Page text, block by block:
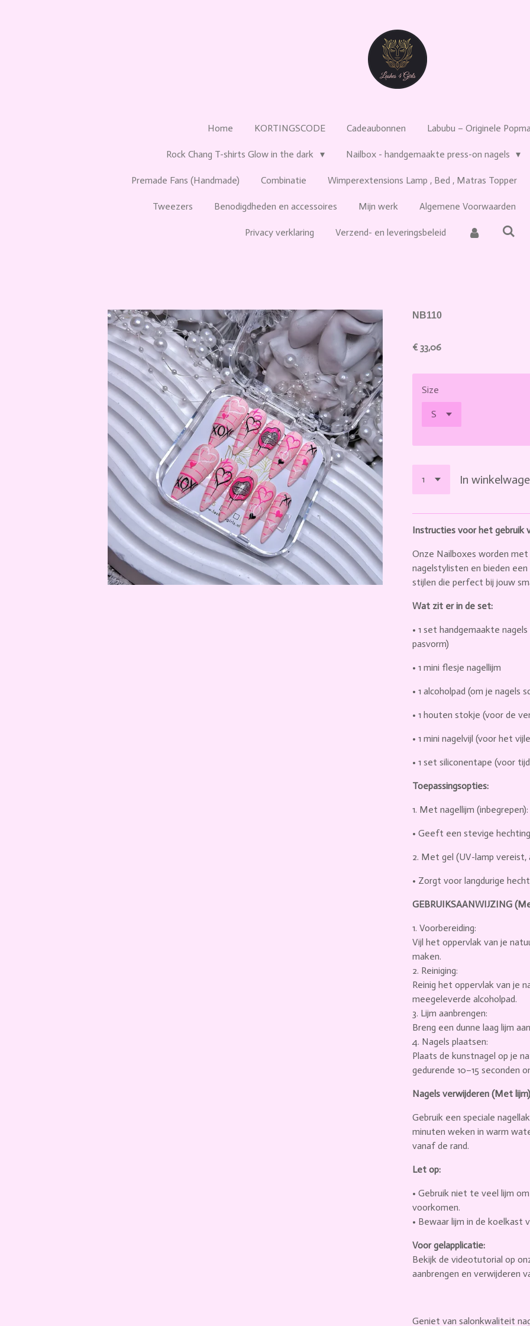
Home KORTINGSCODE Cadeaubonnen Labubu – Originele
Rock Chang T-shirts Glow in the dark Nailbox - handgemaakte press-on nagels
Premade Fans (Handmade) Combinatie Wimperextensions Lamp , Bed , Matras Topper
Tweezers Benodigdheden en accessoires Mijn werk Algemene Voorwaarden
Privacy verklaring Verzend- en leveringsbeleid
NB110
€ 33,06
Size
In
Instructies voor het gebruik
Onze Nailboxes worden
nagelstylisten en bieden
stijlen die perfect bij jouw
Wat zit er in de set:
• 1 set handgemaakte nagels
pasvorm)
• 1 mini flesje nagellijm
• 1 alcoholpad (om je nagels
• 1 houten stokje (voor de
• 1 mini nagelvijl (voor het
• 1 set siliconentape (voor
Toepassingsopties:
1. Met nagellijm (inbegrepen):
• Geeft een stevige
2. Met gel (UV-lamp vereist,
• Zorgt voor langdurige
GEBRUIKSAANWIJZING
1. Voorbereiding:
Vijl het oppervlak van je
maken.
2. Reiniging:
Reinig het oppervlak van je
meegeleverde alcoholpad.
3. Lijm aanbrengen:
Breng een dunne laag lijm
4. Nagels plaatsen:
Plaats de kunstnagel op je
gedurende 10–15 seconden
Nagels verwijderen (Met
Gebruik een speciale
minuten weken in warm
vanaf de rand.
Let op:
• Gebruik niet te veel lijm
voorkomen.
• Bewaar lijm in de koelkast
Voor gelapplicatie:
Bekijk de videotutorial op
aanbrengen en verwijderen
Geniet van salonkwaliteit